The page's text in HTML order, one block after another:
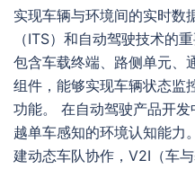
实现车辆与环境间的实时数
（ITS）和自动驾驶技术的
包含车载终端、路侧单元、
组件，能够实现车辆状态监
功能。 在自动驾驶产品开
越单车感知的环境认知能力
建动态车队协作，V2I（车